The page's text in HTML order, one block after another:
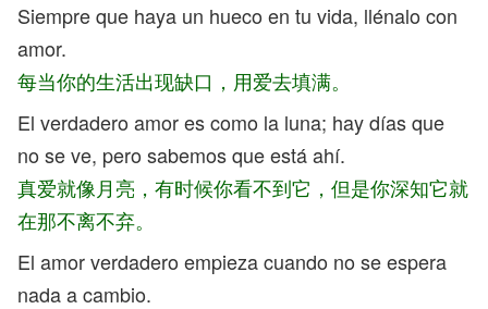
Siempre que haya un hueco en tu vida, llénalo con
amor.
每当你的生活出现缺口，用爱去填满。
El verdadero amor es como la luna; hay días que
no se ve, pero sabemos que está ahí.
真爱就像月亮，有时候你看不到它，但是你深知它就
在那不离不弃。
El amor verdadero empieza cuando no se espera
nada a cambio.